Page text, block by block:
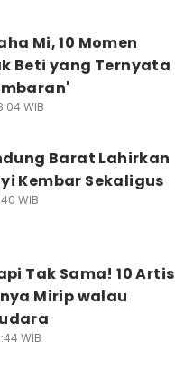
Mi, 10 Momen
Beti yang Ternyata
WIB
Barat Lahirkan
Kembar Sekaligus
WIB
Tak Sama! 10 Artis
Mirip walau
WIB